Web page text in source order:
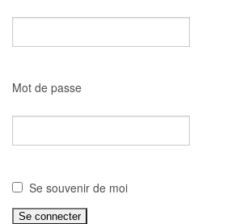
Mot de passe
Se souvenir de moi